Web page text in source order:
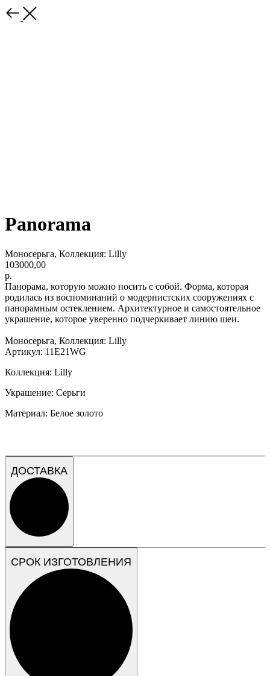
Panorama
Моносерьга, Коллекция: Lilly
103000,00
р.
Панорама, которую можно носить с собой. Форма, которая
родилась из воспоминаний о модернистских сооружениях с
панорамным остеклением. Архитектурное и самостоятельное
украшение, которое уверенно подчеркивает линию шеи.
Моносерьга, Коллекция: Lilly
Артикул: 11E21WG
Коллекция: Lilly
Украшение: Серьги
Материал: Белое золото
ДОСТАВКА
СРОК ИЗГОТОВЛЕНИЯ